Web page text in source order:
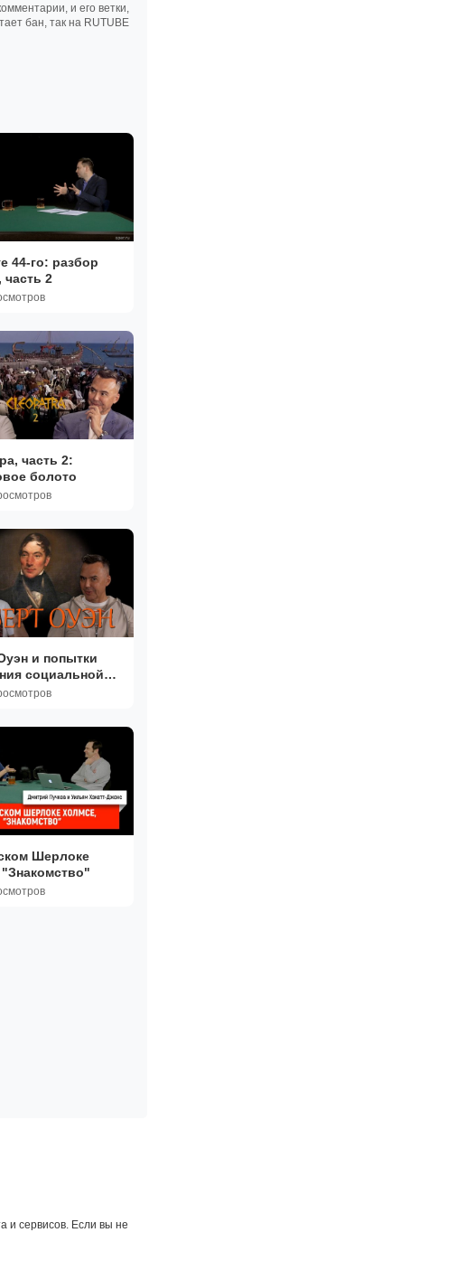
и его ветки,
бан, так на RUTUBE
44-го: разбор
2
часть 2:
болото
и попытки
социальной
Шерлоке
и сервисов. Если вы не